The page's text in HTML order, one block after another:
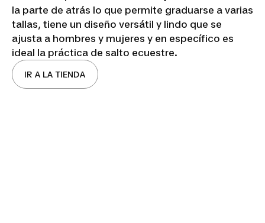
la parte de atrás lo que permite graduarse a varias
tallas, tiene un diseño versátil y lindo que se
ajusta a hombres y mujeres y en específico es
ideal la práctica de salto ecuestre.
IR A LA TIENDA